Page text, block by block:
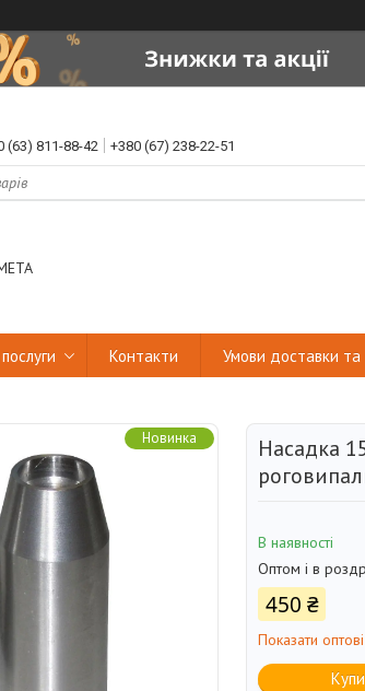
(63) 811-88-42 +380 (67) 238-22-51
Контакти Умови доставки та
Новинка
Насадка
В наявності
Оптом і в
450 ₴
Показати